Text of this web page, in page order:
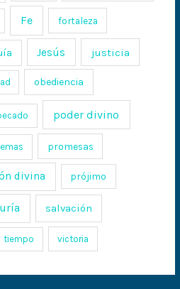
Fe fortaleza
Jesús justicia
obediencia
poder divino
promesas
divina prójimo
salvación
tiempo victoria